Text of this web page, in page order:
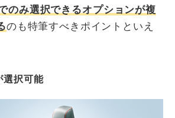
のみ選択できるオプションが複
のも特筆すべきポイントといえ
選択可能